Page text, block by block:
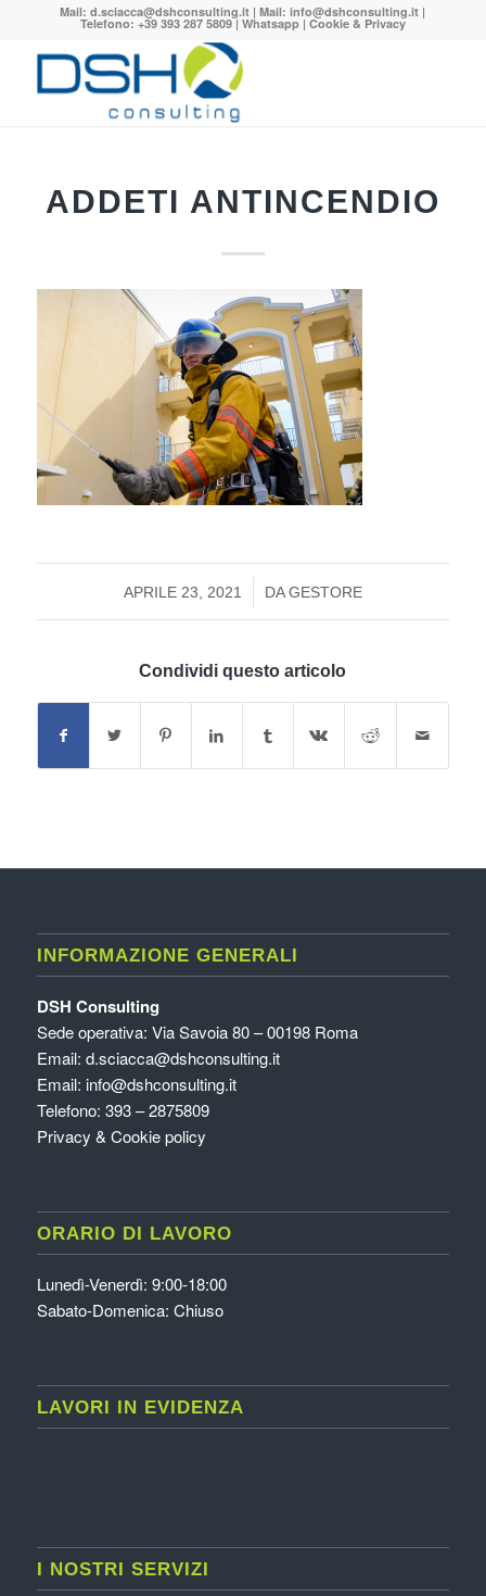
Mail:d.sciacca@dshconsulting.it | Mail:info@dshconsulting.it |
Telefono: +39 393 287 5809 | Whatsapp| Cookie & Privacy
ADDETI ANTINCENDIO
APRILE 23, 2021
/ DAGESTORE
Condividi questo articolo
INFORMAZIONE GENERALI
DSH Consulting
Sede operativa: Via Savoia 80 – 00198 Roma
Email: d.sciacca@dshconsulting.it
Email: info@dshconsulting.it
Telefono: 393 – 2875809
Privacy & Cookie policy
ORARIO DI LAVORO
Lunedì-Venerdì: 9:00-18:00
Sabato-Domenica: Chiuso
LAVORI IN EVIDENZA
I NOSTRI SERVIZI